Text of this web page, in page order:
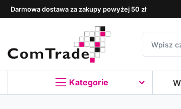
Darmowa dostawa za zakupy powyżej 50 zł
Kategorie